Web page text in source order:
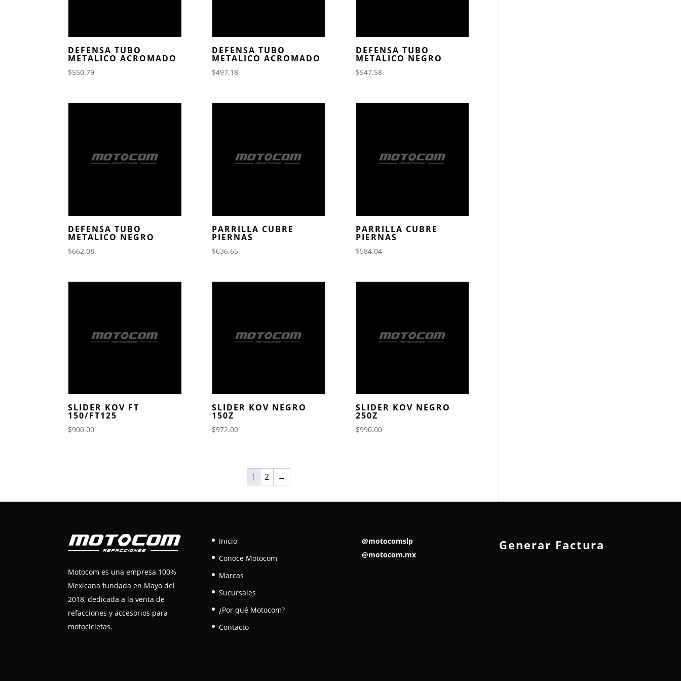
DEFENSA TUBO
METALICO ACROMADO
$550.79
DEFENSA TUBO
METALICO ACROMADO
$497.18
DEFENSA TUBO
METALICO NEGRO
$547.58
DEFENSA TUBO
METALICO NEGRO
$662.08
PARRILLA CUBRE
PIERNAS
$636.65
PARRILLA CUBRE
PIERNAS
$584.04
SLIDER KOV FT
150/FT125
$900.00
SLIDER KOV NEGRO
150Z
$972.00
SLIDER KOV NEGRO
250Z
$990.00
1 2 →
Motocom es una empresa 100%
Mexicana fundada en Mayo del
2018, dedicada a la venta de
refacciones y accesorios para
motocicletas.
Inicio
Conoce Motocom
Marcas
Sucursales
¿Por qué Motocom?
Contacto
@motocomslp
@motocom.mx
Generar Factura